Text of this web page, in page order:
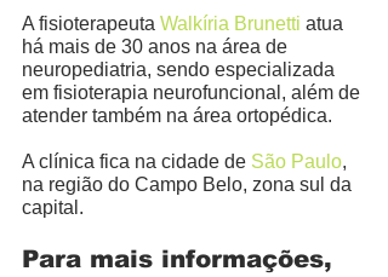
A fisioterapeuta Walkíria Brunetti atua
há mais de 30 anos na área de
neuropediatria, sendo especializada
em fisioterapia neurofuncional, além de
atender também na área ortopédica.
A clínica fica na cidade de São Paulo,
na região do Campo Belo, zona sul da
capital.
Para mais informações,